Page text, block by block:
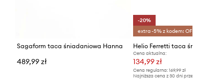
Sagaform taca śniadaniowa Hanna
489,99 zł
-20%
extra -5% z kodem: OFF*
Helio Ferretti taca
Cena aktualna:
134,99 zł
Cena regularna: 169,99 zł
Najniższa cena z 30 dni przed obniżką: